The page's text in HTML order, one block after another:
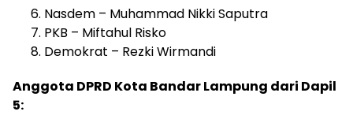
Nasdem – Muhammad Nikki Saputra
PKB – Miftahul Risko
Demokrat – Rezki Wirmandi
Anggota DPRD Kota Bandar Lampung dari Dapil
5: